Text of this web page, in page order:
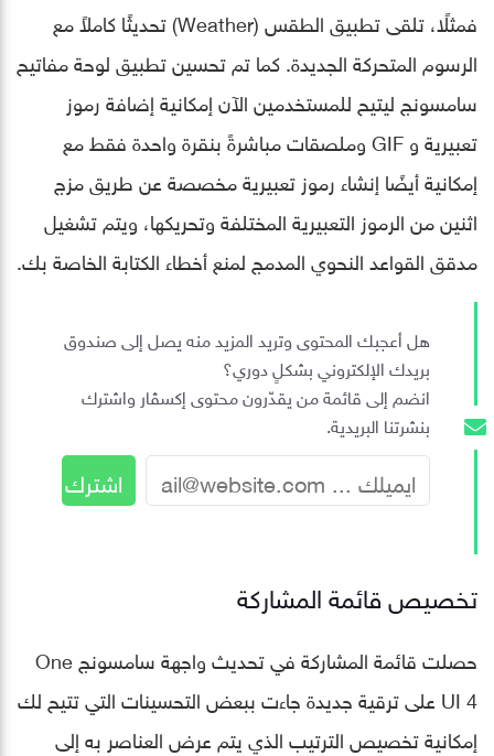
فمثلًا، تلقى تطبيق الطقس (Weather) تحديثًا كاملاً مع
الرسوم المتحركة الجديدة. كما تم تحسين تطبيق لوحة مفاتيح
سامسونج ليتيح للمستخدمين الآن إمكانية إضافة رموز
تعبيرية و GIF وملصقات مباشرةً بنقرة واحدة فقط مع
إمكانية أيضًا إنشاء رموز تعبيرية مخصصة عن طريق مزج
اثنين من الرموز التعبيرية المختلفة وتحريكها، ويتم تشغيل
مدقق القواعد النحوي المدمج لمنع أخطاء الكتابة الخاصة بك.
هل أعجبك المحتوى وتريد المزيد منه يصل إلى صندوق
بريدك الإلكتروني بشكلٍ دوري؟
انضم إلى قائمة من يقدّرون محتوى إكسڤار واشترك
بنشرتنا البريدية.
تخصيص قائمة المشاركة
حصلت قائمة المشاركة في تحديث واجهة سامسونج One
UI 4 على ترقية جديدة جاءت ببعض التحسينات التي تتيح لك
إمكانية تخصيص الترتيب الذي يتم عرض العناصر به إلى